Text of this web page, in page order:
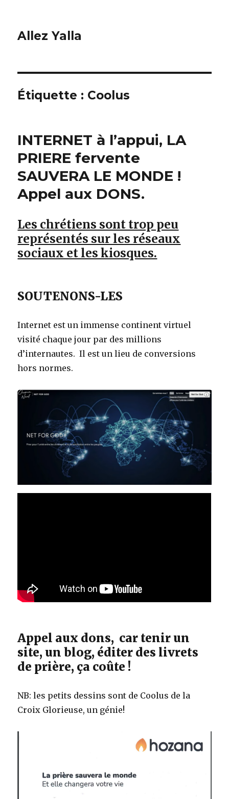
Allez Yalla
Étiquette : Coolus
INTERNET à l’appui, LA
PRIERE fervente
SAUVERA LE MONDE !
Appel aux DONS.
Les chrétiens sont trop peu
représentés sur les réseaux
sociaux et les kiosques.
SOUTENONS-LES
Internet est un immense continent virtuel
visité chaque jour par des millions
d’internautes. Il est un lieu de conversions
hors normes.
Appel aux dons, car tenir un
site, un blog, éditer des livrets
de prière, ça coûte !
NB: les petits dessins sont de Coolus de la
Croix Glorieuse, un génie!